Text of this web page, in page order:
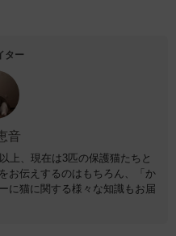
ター
音
上、現在は3匹の保護猫たちと
お伝えするのはもちろん、「か
に猫に関する様々な知識もお届